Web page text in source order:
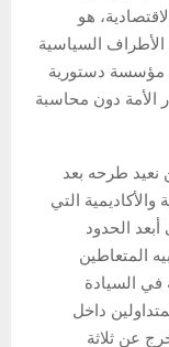
هو
السياسية
مؤسسة دستورية
الأمة دون محاسبة
نعيد طرحه بعد
التي
الحدود
المتعاطين
في السيادة
داخل
عن ثلاثة